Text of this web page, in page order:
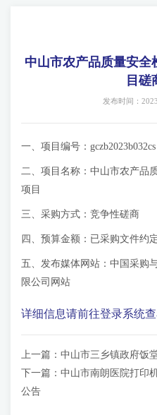
中山市农产品质量安
目磋
发布时间：
一、项目编号：gczb2023b032cs
二、项目名称：中山市农产品
项目
三、采购方式：竞争性磋商
四、预算金额：已采购文件约
五、发布媒体网站：中国采购
限公司网站
详细信息请前往登录系统
上一篇： 中山市三乡镇政府饭
下一篇： 中山市南朗医院打印
公告